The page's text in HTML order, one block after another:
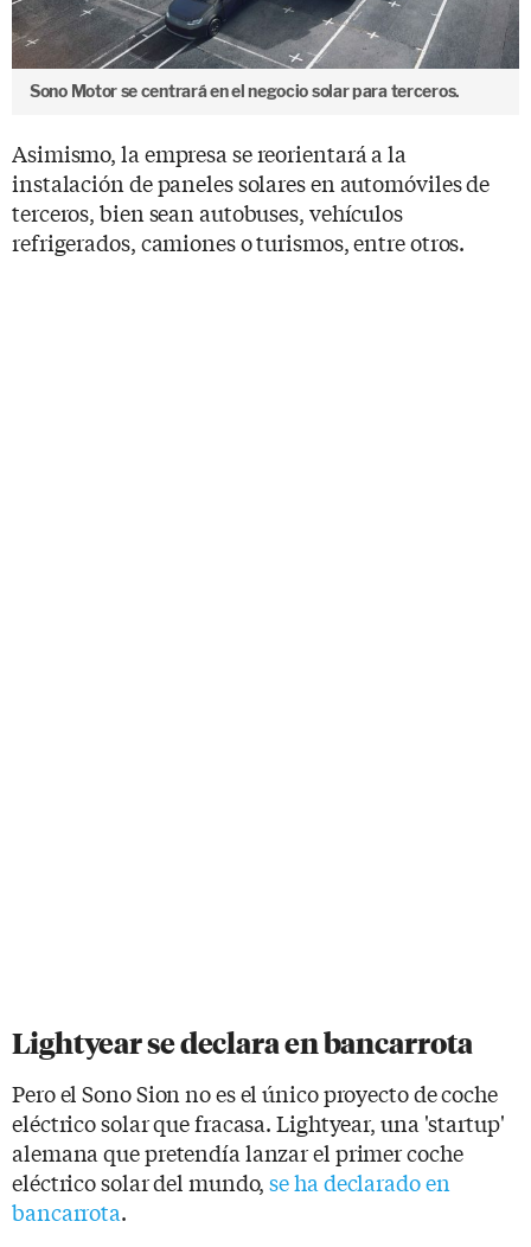
Sono Motor se centrará en el negocio solar para terceros.
Asimismo, la empresa se reorientará a la
instalación de paneles solares en automóviles de
terceros, bien sean autobuses, vehículos
refrigerados, camiones o turismos, entre otros.
Lightyear se declara en bancarrota
Pero el Sono Sion no es el único proyecto de coche
eléctrico solar que fracasa. Lightyear, una 'startup'
alemana que pretendía lanzar el primer coche
eléctrico solar del mundo,se ha declarado en
bancarrota.